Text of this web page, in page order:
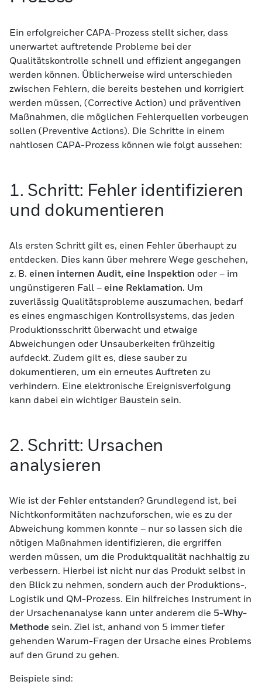
Ein erfolgreicher CAPA-Prozess stellt sicher, dass
unerwartet auftretende Probleme bei der
Qualitätskontrolle schnell und effizient angegangen
werden können. Üblicherweise wird unterschieden
zwischen Fehlern, die bereits bestehen und korrigiert
werden müssen, (Corrective Action) und präventiven
Maßnahmen, die möglichen Fehlerquellen vorbeugen
sollen (Preventive Actions). Die Schritte in einem
nahtlosen CAPA-Prozess können wie folgt aussehen:
1. Schritt: Fehler identifizieren
und dokumentieren
Als ersten Schritt gilt es, einen Fehler überhaupt zu
entdecken. Dies kann über mehrere Wege geschehen,
z. B. einen internen Audit, eine Inspektion oder – im
ungünstigeren Fall – eine Reklamation. Um
zuverlässig Qualitätsprobleme auszumachen, bedarf
es eines engmaschigen Kontrollsystems, das jeden
Produktionsschritt überwacht und etwaige
Abweichungen oder Unsauberkeiten frühzeitig
aufdeckt. Zudem gilt es, diese sauber zu
dokumentieren, um ein erneutes Auftreten zu
verhindern. Eine elektronische Ereignisverfolgung
kann dabei ein wichtiger Baustein sein.
2. Schritt: Ursachen
analysieren
Wie ist der Fehler entstanden? Grundlegend ist, bei
Nichtkonformitäten nachzuforschen, wie es zu der
Abweichung kommen konnte – nur so lassen sich die
nötigen Maßnahmen identifizieren, die ergriffen
werden müssen, um die Produktqualität nachhaltig zu
verbessern. Hierbei ist nicht nur das Produkt selbst in
den Blick zu nehmen, sondern auch der Produktions-,
Logistik und QM-Prozess. Ein hilfreiches Instrument in
der Ursachenanalyse kann unter anderem die 5-Why-
Methode sein. Ziel ist, anhand von 5 immer tiefer
gehenden Warum-Fragen der Ursache eines Problems
auf den Grund zu gehen.
Beispiele sind: